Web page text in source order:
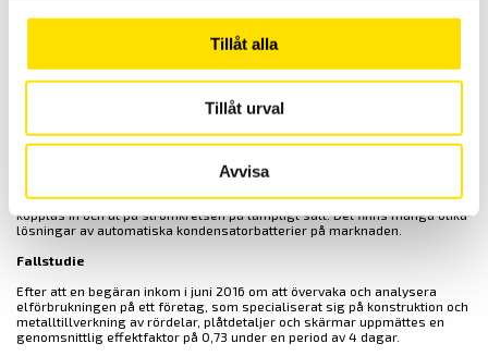
Tillåt alla
Tillåt urval
Avvisa
Vid installationer av kondensatorbatterier finns olika varianter som
effektfaktor kan kondensatorer anslutas parallellt med enheten så att de
enstaka utrustning är ensam ansvarig för problemet så kan en fast
anläggningen.
Om många maskiner slås på och av vid olika tidpunkter kommer troligen
kontrolleras automatiskt. Med andra ord måste ett kondensatorbatteri
kopplas in och ut på strömkretsen på lämpligt sätt. Det finns många olika
lösningar av automatiska kondensatorbatterier på marknaden.
Fallstudie
Efter att en begäran inkom i juni 2016 om att övervaka och analysera
elförbrukningen på ett företag, som specialiserat sig på konstruktion och
metalltillverkning av rördelar, plåtdetaljer och skärmar uppmättes en
genomsnittlig effektfaktor på 0,73 under en period av 4 dagar.